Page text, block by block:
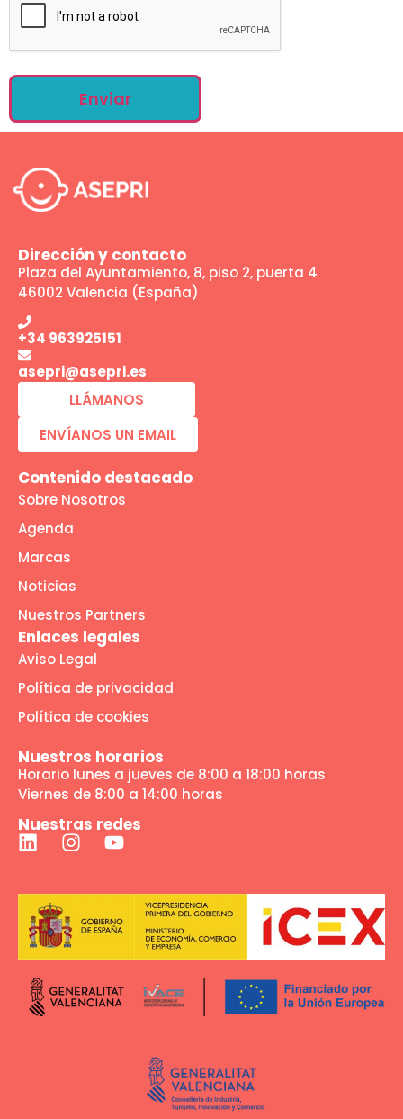
Dirección y contacto
Plaza del Ayuntamiento, 8, piso 2, puerta 4
46002 Valencia (España)
+34 963925151
asepri@asepri.es
LLÁMANOS
ENVÍANOS UN EMAIL
Contenido destacado
Sobre Nosotros
Agenda
Marcas
Noticias
Nuestros Partners
Enlaces legales
Aviso Legal
Política de privacidad
Política de cookies
Nuestros horarios
Horario lunes a jueves de 8:00 a 18:00 horas
Viernes de 8:00 a 14:00 horas
Nuestras redes